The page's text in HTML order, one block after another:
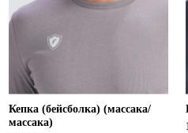
Ханты-Мансийский автономный округ (3)
Ямало-Ненецкий автономный округ (1)
Ярославская область (1)
Кепка (бейсболка) (массака/
массака)